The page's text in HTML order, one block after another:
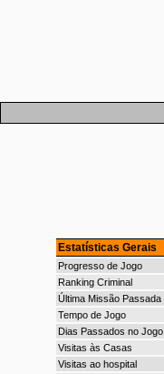
Estatísticas Gerais
Progresso de Jogo
Ranking Criminal
Última Missão Passada
Tempo de Jogo
Dias Passados no Jogo
Visitas às Casas
Visitas ao hospital